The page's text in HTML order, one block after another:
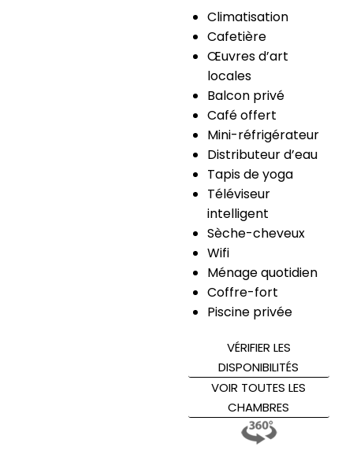
Climatisation
Cafetière
Œuvres d’art
locales
Balcon privé
Café offert
Mini-réfrigérateur
Distributeur d’eau
Tapis de yoga
Téléviseur
intelligent
Sèche-cheveux
Wifi
Ménage quotidien
Coffre-fort
Piscine privée
VÉRIFIER LES
DISPONIBILITÉS
VOIR TOUTES LES
CHAMBRES